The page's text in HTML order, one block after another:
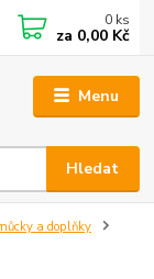
Menu
Hledat
0 ks
za 0,00 Kč
a doplňky